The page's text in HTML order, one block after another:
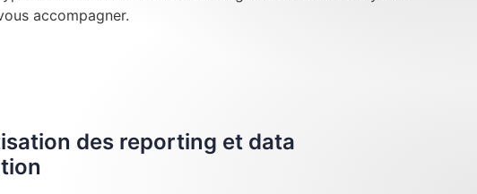
accompagner.
des reporting et data